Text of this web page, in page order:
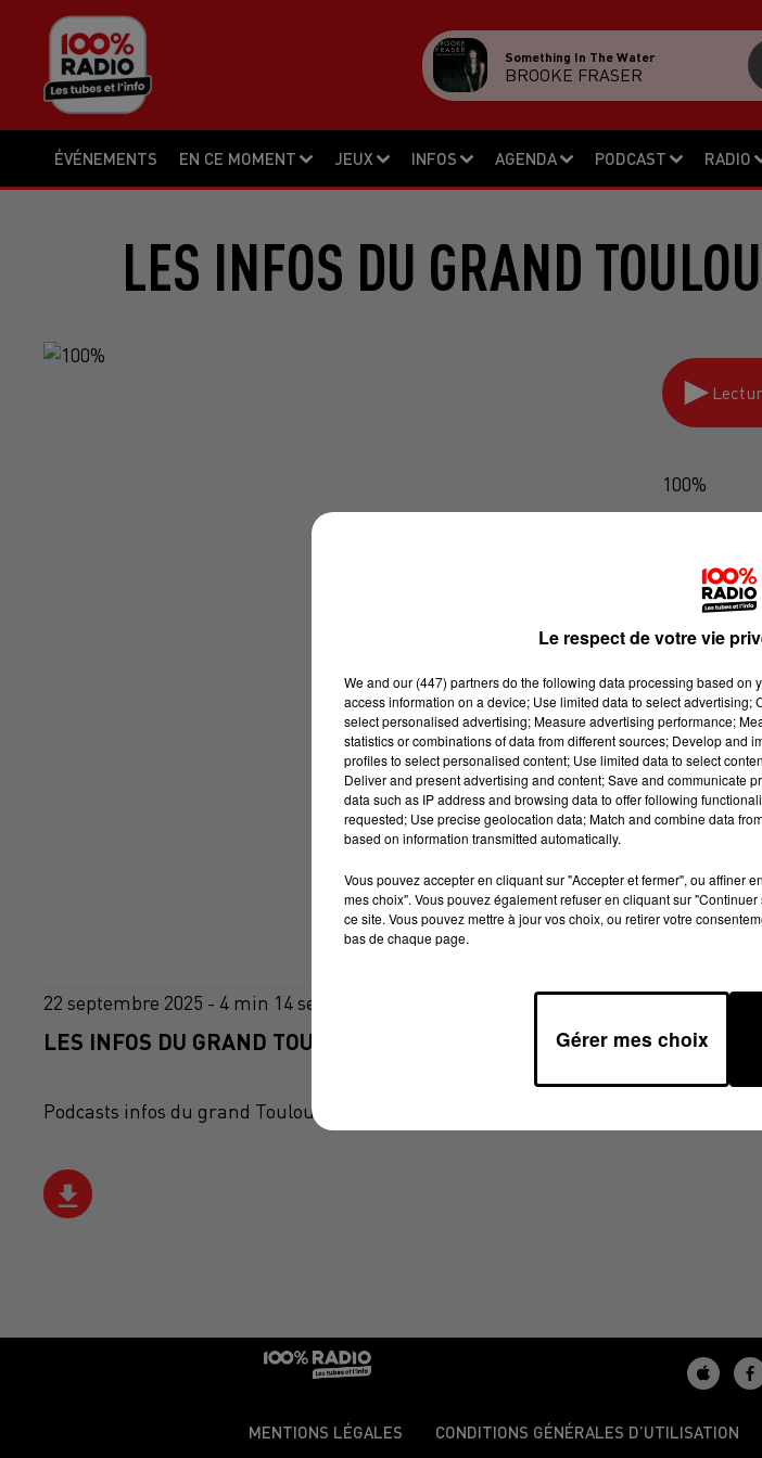
ÉVÉNEMENTS EN CE MOMENT JEUX INFOS AGENDA PODCAST RADIO
Something In The Water
BROOKE FRASER
LES INFOS DU GRAND
100%
22 septembre 2025 - 4 min 14 sec
LES INFOS DU GRAND TOULOUSE DU 22/09/2025 À 07H59
Podcasts infos du grand Toulouse
MENTIONS LÉGALES CONDITIONS GÉNÉRALES D’UTILISATION
Le respect de votre vie
We and our (447) partnersdo the following data processing based on
access information on a device; Use limited data to select
select personalised advertising; Measure advertising performance;
statistics or combinations of data from different sources; Develop and
profiles to select personalised content; Use limited data to select
Deliver and present advertising and content; Save and communicate
data such as IP address and browsing data to offer following
requested; Use precise geolocation data; Match and combine data
based on information transmitted automatically.
Vous pouvez accepter en cliquant sur "Accepter et fermer", ou affiner
mes choix". Vous pouvez également refuser en cliquant sur
ce site. Vous pouvez mettre à jour vos choix, ou retirer votre
bas de chaque page.
Gérer mes choix